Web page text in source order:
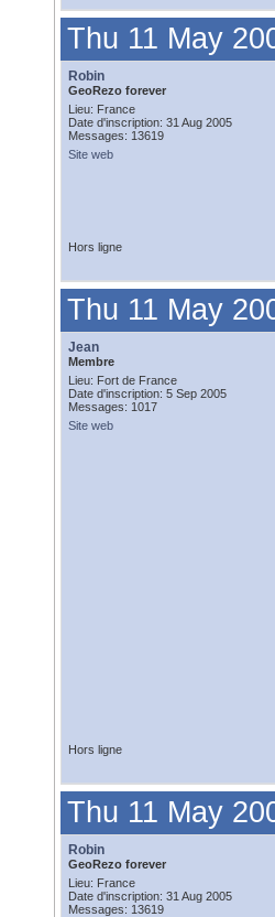
Thu 11 May
Robin
GeoRezo forever
Lieu: France
Date d'inscription: 31 Aug 2005
Messages: 13619
Site web
Hors ligne
Thu 11 May
Jean
Membre
Lieu: Fort de France
Date d'inscription: 5 Sep 2005
Messages: 1017
Site web
Hors ligne
Thu 11 May
Robin
GeoRezo forever
Lieu: France
Date d'inscription: 31 Aug 2005
Messages: 13619